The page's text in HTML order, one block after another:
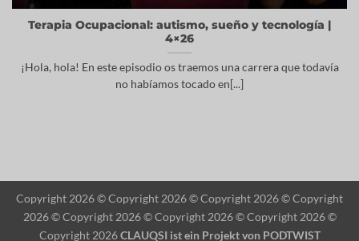
Terapia Ocupacional: autismo, sueño y tecnología |
4×26
¡Hola, hola! En este episodio os traemos una carrera que todavía
no habíamos tocado en[...]
Copyright 2026 © Copyright 2026 © Copyright 2026 © Copyright
2026 © Copyright 2026 © Copyright 2026 © Copyright 2026 ©
Copyright 2026CLAUQSI ist ein Projekt von PODTWIST